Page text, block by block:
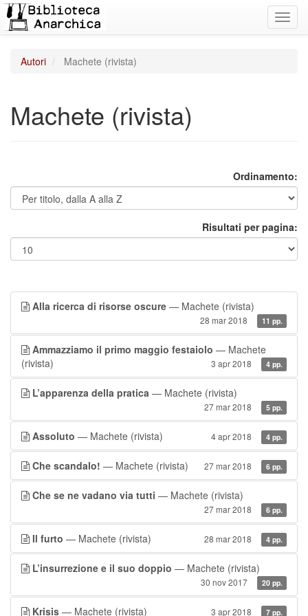
Autori Machete (rivista)
Machete (rivista)
Ordinamento:
Risultati per pagina:
Alla ricerca di risorse oscure — Machete (rivista)
28 mar 2018 11 pp.
Ammazziamo il primo maggio festaiolo — Machete
(rivista)
3 apr 2018 4 pp.
L’apparenza della pratica — Machete (rivista)
27 mar 2018 5 pp.
Assoluto — Machete (rivista) 4 apr 2018 4 pp.
Che scandalo! — Machete (rivista) 27 mar 2018 6 pp.
Che se ne vadano via tutti — Machete (rivista)
27 mar 2018 6 pp.
Il furto — Machete (rivista) 28 mar 2018 4 pp.
L’insurrezione e il suo doppio — Machete (rivista)
30 nov 2017 20 pp.
Krisis — Machete (rivista) 3 apr 2018 7 pp.